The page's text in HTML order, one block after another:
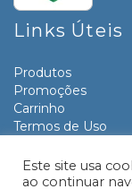
Links Úteis
Produtos
Promoções
Carrinho
Termos de Uso
Contato
Este site usa
ao continuar